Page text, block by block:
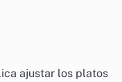
ajustar los platos